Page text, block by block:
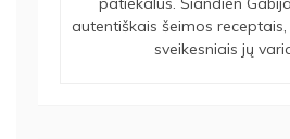
autentiškais šeimos
sveikesniais jų